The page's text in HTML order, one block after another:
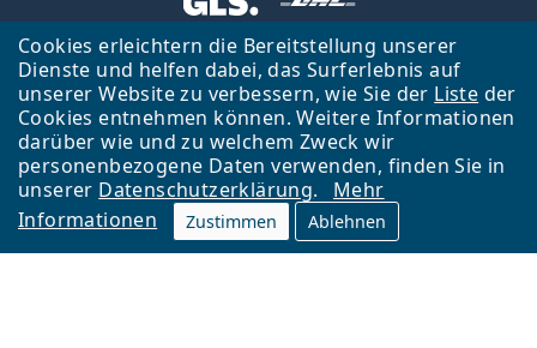
Cookies erleichtern die Bereitstellung unserer
Dienste und helfen dabei, das Surferlebnis auf
unserer Website zu verbessern, wie Sie der Liste der
Cookies entnehmen können. Weitere Informationen
darüber wie und zu welchem Zweck wir
personenbezogene Daten verwenden, finden Sie in
unserer Datenschutzerklärung.
Mehr
Informationen
Zustimmen Ablehnen
Zurück zur Hauptseite
Nach oben
Lentiamo s.r.o., Tschechien ist Eigentümer und Betreiber des Online-
Shops Lentiamo.de
Seit 18 Jahren sind wir für Sie da.